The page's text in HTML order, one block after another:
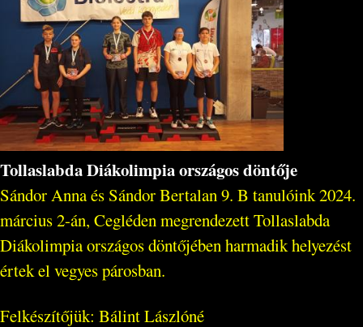
Tollaslabda Diákolimpia országos döntője
Sándor Anna és Sándor Bertalan 9. B tanulóink 2024.
március 2-án, Cegléden megrendezett Tollaslabda
Diákolimpia országos döntőjében harmadik helyezést
értek el vegyes párosban.
Felkészítőjük: Bálint Lászlóné